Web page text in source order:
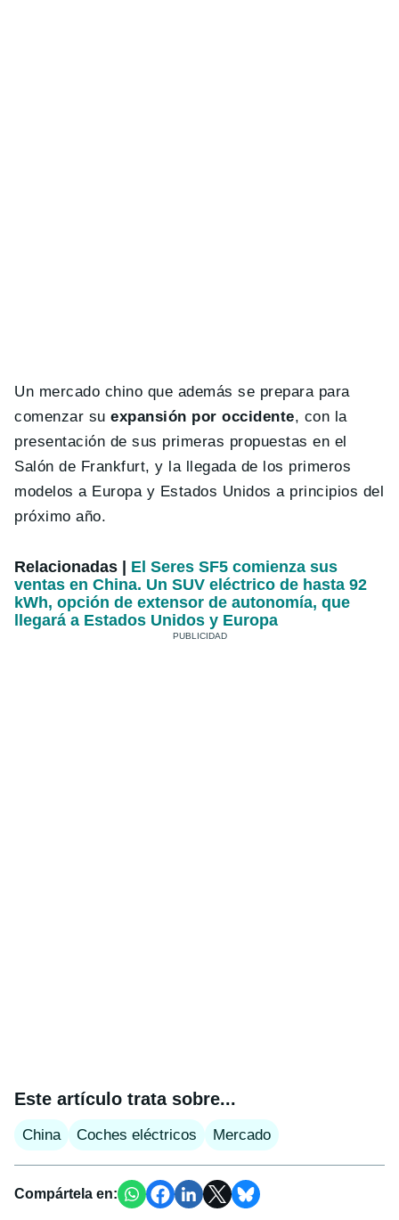
Un mercado chino que además se prepara para
comenzar su expansión por occidente, con la
presentación de sus primeras propuestas en el
Salón de Frankfurt, y la llegada de los primeros
modelos a Europa y Estados Unidos a principios del
próximo año.
Relacionadas | El Seres SF5 comienza sus
ventas en China. Un SUV eléctrico de hasta 92
kWh, opción de extensor de autonomía, que
llegará a Estados Unidos y Europa
Este artículo trata sobre...
China Coches eléctricos Mercado
Compártela en: